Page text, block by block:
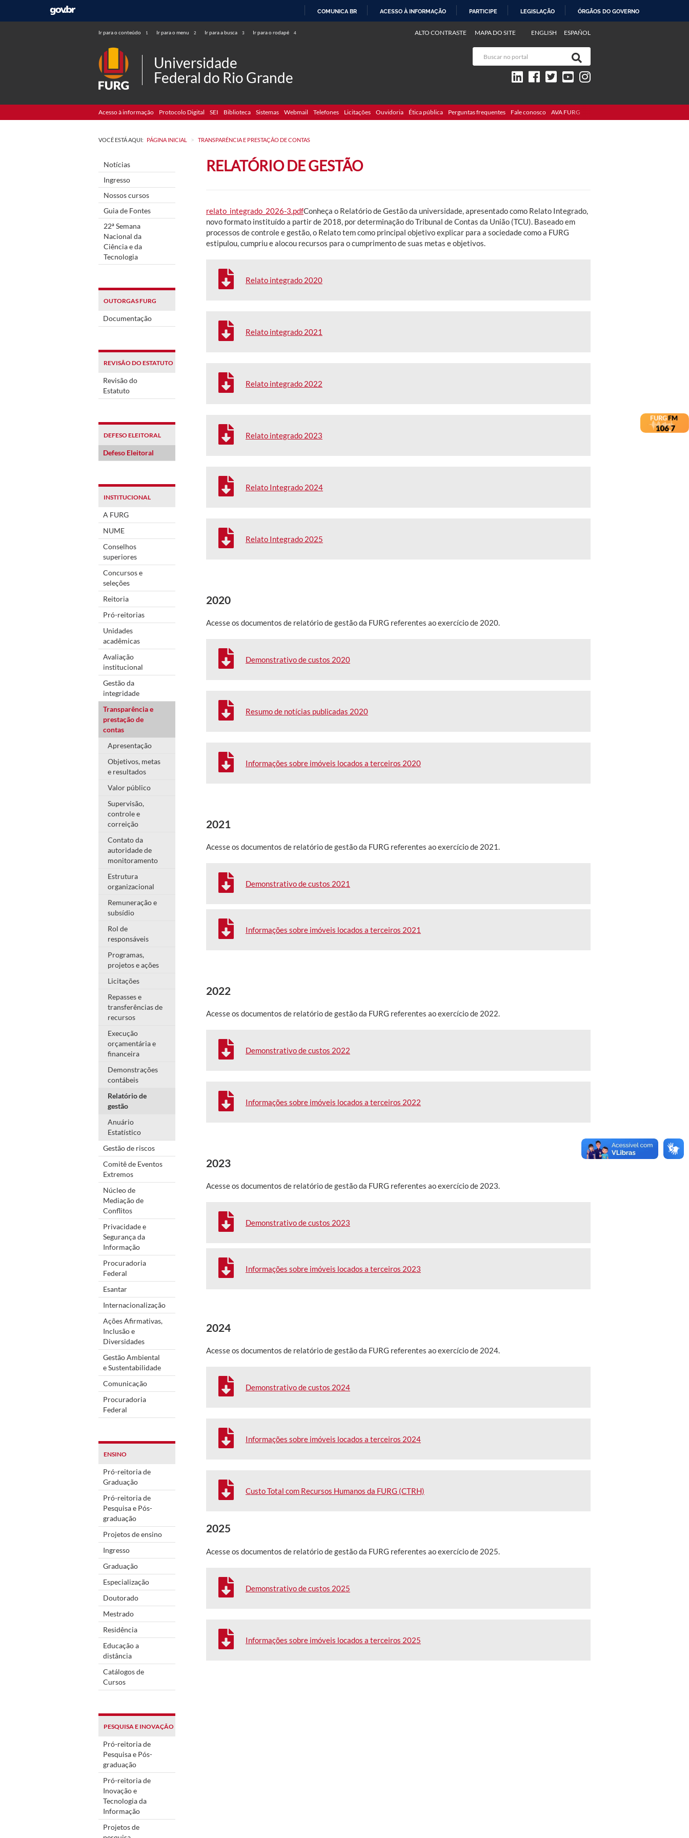
COMUNICA BR ACESSO À INFORMAÇÃO PARTICIPE LEGISLAÇÃO ÓRGÃOS DO GOVERNO
Ir para o conteúdo 1 Ir para o menu 2 Ir para a busca 3 Ir para o rodapé 4 ENGLISH ESPAÑOL
ALTO CONTRASTE MAPA DO SITE
Universidade
Federal do Rio Grande
Acesso à informação Protocolo Digital SEI Biblioteca Sistemas Webmail Telefones Licitações Ouvidoria Ética pública Perguntas frequentes Fale conosco AVA FURG
VOCÊ ESTÁ AQUI: PÁGINA INICIAL > TRANSPARÊNCIA E PRESTAÇÃO DE CONTAS
Notícias
Ingresso
Nossos cursos
Guia de Fontes
22ª Semana
Nacional da
Ciência e da
Tecnologia
OUTORGAS FURG
Documentação
REVISÃO DO ESTATUTO
Revisão do
Estatuto
DEFESO ELEITORAL
Defeso Eleitoral
INSTITUCIONAL
A FURG
NUME
Conselhos
superiores
Concursos e
seleções
Reitoria
Pró-reitorias
Unidades
acadêmicas
Avaliação
institucional
Gestão da
integridade
Transparência e
prestação de
contas
Apresentação
Objetivos, metas
e resultados
Valor público
Supervisão,
controle e
correição
Contato da
autoridade de
monitoramento
Estrutura
organizacional
Remuneração e
subsídio
Rol de
responsáveis
Programas,
projetos e ações
Licitações
Repasses e
transferências de
recursos
Execução
orçamentária e
financeira
Demonstrações
contábeis
Relatório de
gestão
Anuário
Estatístico
Gestão de riscos
Comitê de Eventos
Extremos
Núcleo de
Mediação de
Conflitos
Privacidade e
Segurança da
Informação
Procuradoria
Federal
Esantar
Internacionalização
Ações Afirmativas,
Inclusão e
Diversidades
Gestão Ambiental
e Sustentabilidade
Comunicação
Procuradoria
Federal
ENSINO
Pró-reitoria de
Graduação
Pró-reitoria de
Pesquisa e Pós-
graduação
Projetos de ensino
Ingresso
Graduação
Especialização
Doutorado
Mestrado
Residência
Educação a
distância
Catálogos de
Cursos
PESQUISA E INOVAÇÃO
Pró-reitoria de
Pesquisa e Pós-
graduação
Pró-reitoria de
Inovação e
Tecnologia da
Informação
Projetos de
RELATÓRIO DE GESTÃO
relato_integrado_2026-3.pdfConheça o Relatório de Gestão da universidade, apresentado como Relato Integrado,
novo formato instituído a partir de 2018, por determinação do Tribunal de Contas da União (TCU). Baseado em
processos de controle e gestão, o Relato tem como principal objetivo explicar para a sociedade como a FURG
estipulou, cumpriu e alocou recursos para o cumprimento de suas metas e objetivos.
Relato integrado 2020
Relato integrado 2021
Relato integrado 2022
Relato integrado 2023
Relato Integrado 2024
Relato Integrado 2025
2020
Acesse os documentos de relatório de gestão da FURG referentes ao exercício de 2020.
Demonstrativo de custos 2020
Resumo de notícias publicadas 2020
Informações sobre imóveis locados a terceiros 2020
2021
Acesse os documentos de relatório de gestão da FURG referentes ao exercício de 2021.
Demonstrativo de custos 2021
Informações sobre imóveis locados a terceiros 2021
2022
Acesse os documentos de relatório de gestão da FURG referentes ao exercício de 2022.
Demonstrativo de custos 2022
Informações sobre imóveis locados a terceiros 2022
2023
Acesse os documentos de relatório de gestão da FURG referentes ao exercício de 2023.
Demonstrativo de custos 2023
Informações sobre imóveis locados a terceiros 2023
2024
Acesse os documentos de relatório de gestão da FURG referentes ao exercício de 2024.
Demonstrativo de custos 2024
Informações sobre imóveis locados a terceiros 2024
Custo Total com Recursos Humanos da FURG (CTRH)
2025
Acesse os documentos de relatório de gestão da FURG referentes ao exercício de 2025.
Demonstrativo de custos 2025
Informações sobre imóveis locados a terceiros 2025